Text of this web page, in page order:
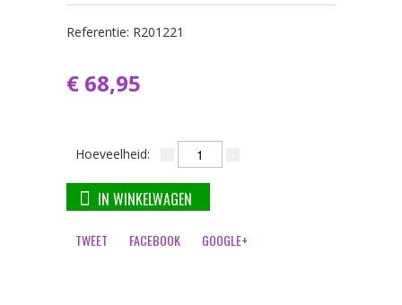
Referentie: R201221
€ 68,95
Hoeveelheid:
IN WINKELWAGEN
TWEET FACEBOOK GOOGLE+